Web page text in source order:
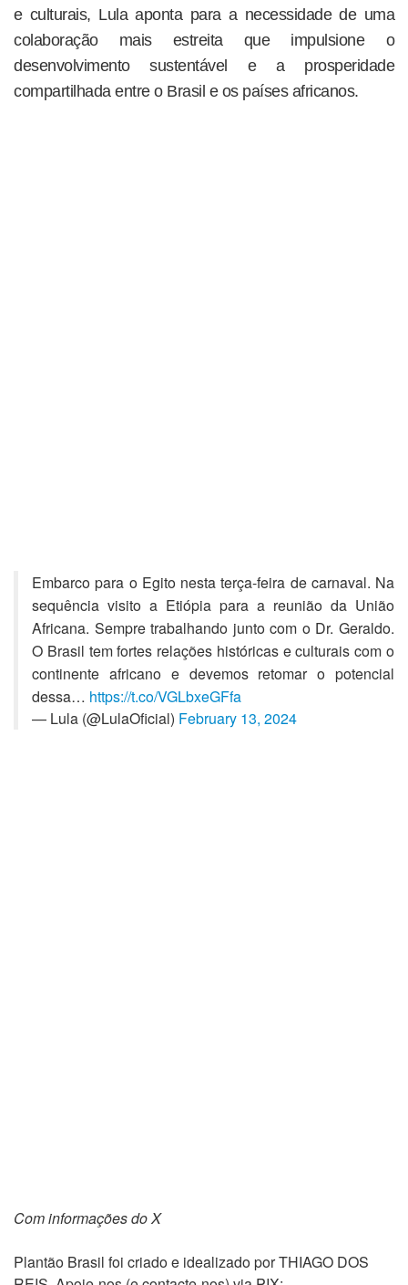
e culturais, Lula aponta para a necessidade de uma
colaboração mais estreita que impulsione o
desenvolvimento sustentável e a prosperidade
compartilhada entre o Brasil e os países africanos.
Embarco para o Egito nesta terça-feira de carnaval. Na
sequência visito a Etiópia para a reunião da União
Africana. Sempre trabalhando junto com o Dr. Geraldo.
O Brasil tem fortes relações históricas e culturais com o
continente africano e devemos retomar o potencial
dessa… https://t.co/VGLbxeGFfa
— Lula (@LulaOficial) February 13, 2024
Com informações do X
Plantão Brasil foi criado e idealizado por THIAGO DOS